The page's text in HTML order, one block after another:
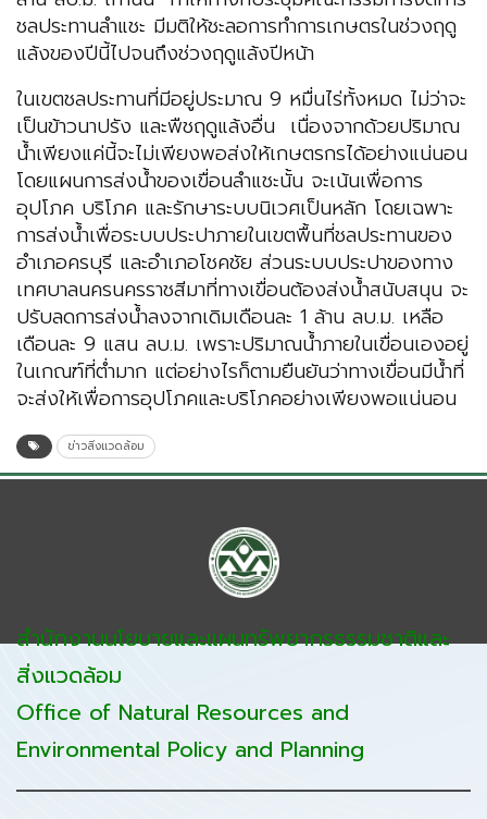
ชลประทานลำแชะ มีมติให้ชะลอการทำการเกษตรในช่วงฤดู
แล้งของปีนี้ไปจนถึงช่วงฤดูแล้งปีหน้า
ในเขตชลประทานที่มีอยู่ประมาณ 9 หมื่นไร่ทั้งหมด ไม่ว่าจะ
เป็นข้าวนาปรัง และพืชฤดูแล้งอื่น เนื่องจากด้วยปริมาณ
น้ำเพียงแค่นี้จะไม่เพียงพอส่งให้เกษตรกรได้อย่างแน่นอน
โดยแผนการส่งน้ำของเขื่อนลำแชะนั้น จะเน้นเพื่อการ
อุปโภค บริโภค และรักษาระบบนิเวศเป็นหลัก โดยเฉพาะ
การส่งน้ำเพื่อระบบประปาภายในเขตพื้นที่ชลประทานของ
อำเภอครบุรี และอำเภอโชคชัย ส่วนระบบประปาของทาง
เทศบาลนครนครราชสีมาที่ทางเขื่อนต้องส่งน้ำสนับสนุน จะ
ปรับลดการส่งน้ำลงจากเดิมเดือนละ 1 ล้าน ลบ.ม. เหลือ
เดือนละ 9 แสน ลบ.ม. เพราะปริมาณน้ำภายในเขื่อนเองอยู่
ในเกณฑ์ที่ต่ำมาก แต่อย่างไรก็ตามยืนยันว่าทางเขื่อนมีน้ำที่
จะส่งให้เพื่อการอุปโภคและบริโภคอย่างเพียงพอแน่นอน
ข่าวสิ่งแวดล้อม
สำนักงานนโยบายและแผนทรัพยากรธรรมชาติและ
สิ่งแวดล้อม
Office of Natural Resources and
Environmental Policy and Planning